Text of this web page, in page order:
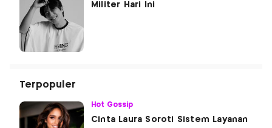
Militer Hari Ini
Terpopuler
Hot Gossip
Cinta Laura Soroti Sistem Layanan